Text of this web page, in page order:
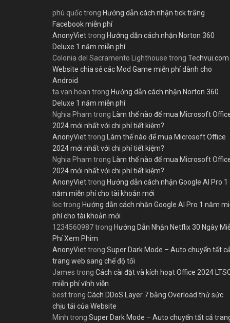
phú quốctrong Hướng dẫn cách nhận tick trắng
Facebook miễn phí
AnonyViettrong Hướng dẫn cách nhận Norton 360
Deluxe 1 năm miễn phí
Colonia del Sacramento Lighthouse trong Techvui.com
Website chia sẻ các Mod Game miễn phí dành cho
Android
ta van hoan trong Hướng dẫn cách nhận Norton 360
Deluxe 1 năm miễn phí
Nghia Pham trong Làm thế nào để mua Microsoft
2024 mới nhất với chi phí tiết kiệm?
AnonyViettrong Làm thế nào để mua Microsoft Office
2024 mới nhất với chi phí tiết kiệm?
Nghia Pham trong Làm thế nào để mua Microsoft
2024 mới nhất với chi phí tiết kiệm?
AnonyViettrong Hướng dẫn cách nhận Google AI Pro 1
năm miễn phí cho tài khoản mới
loctrong Hướng dẫn cách nhận Google AI Pro 1 năm
phí cho tài khoản mới
1234560987trong Hướng Dẫn Nhận Netflix 30 Ngày
Phí Xem Phim
AnonyViettrong Super Dark Mode – Auto chuyển tất cả
trang web sang chế độ tối
James trong Cách cài đặt và kích hoạt Office 2024
miễn phí vĩnh viễn
besttrong Cách DDoS Layer 7 bằng Overload thử sức
chịu tải của Website
Minh trong Super Dark Mode – Auto chuyển tất cả